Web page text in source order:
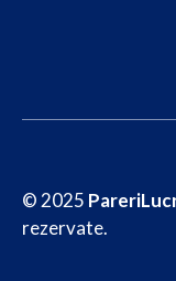
© 2025
rezervate.